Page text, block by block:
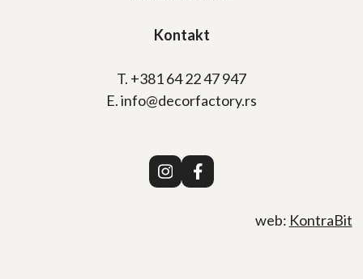
Kontakt
T. +381 64 22 47 947
E. info@decorfactory.rs
web: KontraBit